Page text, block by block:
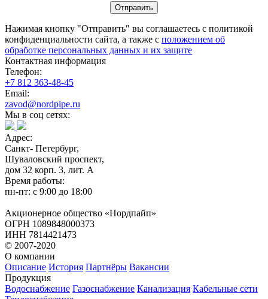
Нажимая кнопку "Отправить" вы соглашаетесь с политикой
конфиденциальности сайта, а также с положением об
обработке персональных данных и их защите
Контактная информация
Телефон:
+7 812 363-48-45
Email:
zavod@nordpipe.ru
Мы в соц сетях:
Адрес:
Санкт- Петербург,
Шуваловский проспект,
дом 32 корп. 3, лит. А
Время работы:
пн-пт: с 9:00 до 18:00
Акционерное общество «Нордпайп»
ОГРН 1089848000373
ИНН 7814421473
© 2007-2020
О компании
Описание История Партнёры Вакансии
Продукция
Водоснабжение Газоснабжение Канализация Кабельные сети